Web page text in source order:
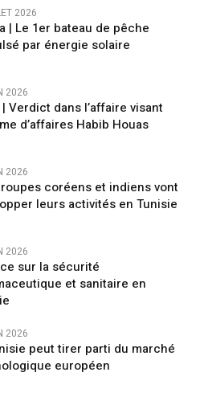
2026
| Le 1er bateau de pêche
par énergie solaire
2026
Verdict dans l’affaire visant
d’affaires Habib Houas
2026
coréens et indiens vont
leurs activités en Tunisie
2026
sur la sécurité
et sanitaire en
2026
peut tirer parti du marché
européen